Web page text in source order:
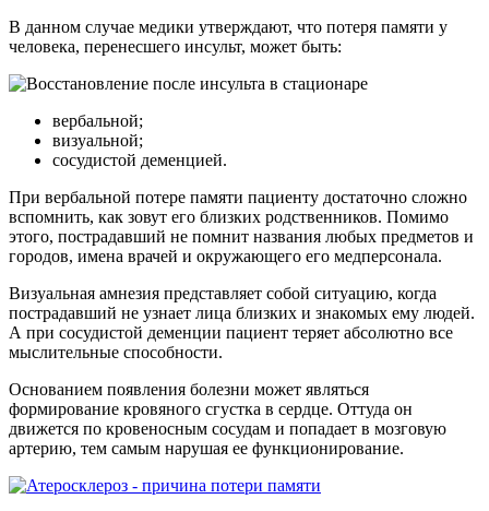
В данном случае медики утверждают, что потеря памяти у
человека, перенесшего инсульт, может быть:
вербальной;
визуальной;
сосудистой деменцией.
При вербальной потере памяти пациенту достаточно сложно
вспомнить, как зовут его близких родственников. Помимо
этого, пострадавший не помнит названия любых предметов и
городов, имена врачей и окружающего его медперсонала.
Визуальная амнезия представляет собой ситуацию, когда
пострадавший не узнает лица близких и знакомых ему людей.
А при сосудистой деменции пациент теряет абсолютно все
мыслительные способности.
Основанием появления болезни может являться
формирование кровяного сгустка в сердце. Оттуда он
движется по кровеносным сосудам и попадает в мозговую
артерию, тем самым нарушая ее функционирование.